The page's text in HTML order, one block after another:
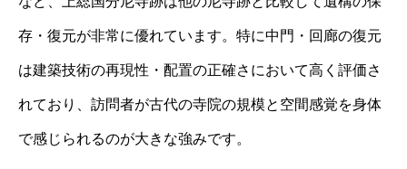
存・復元が非常に優れています。特に中門・回廊の復元
は建築技術の再現性・配置の正確さにおいて高く評価さ
れており、訪問者が古代の寺院の規模と空間感覚を身体
で感じられるのが大きな強みです。